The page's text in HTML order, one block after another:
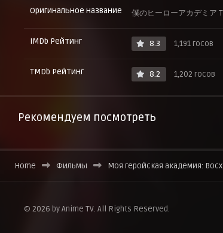
Оригинальное название 僕のヒーローアカデミア
IMDb Рейтинг 8.3 1,191 госов
TMDb Рейтинг 8.2 1,202 госов
Рекомендуем посмотреть
Home Фильмы Моя геройская академия:
© 2026 by Anime TV. All Rights Reserved.